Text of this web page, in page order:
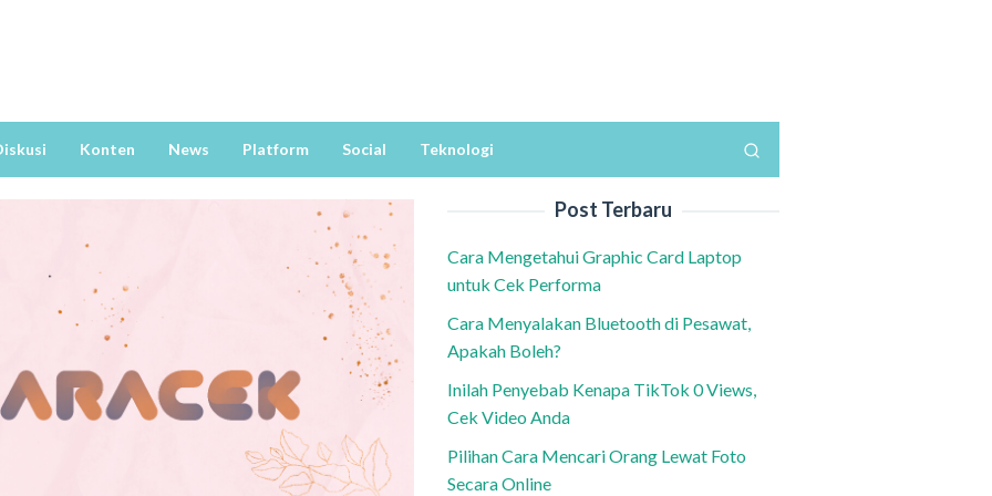
Konten News Platform Social Teknologi
Post Terbaru
Cara Mengetahui Graphic Card Laptop
untuk Cek Performa
Cara Menyalakan Bluetooth di Pesawat,
Apakah Boleh?
Inilah Penyebab Kenapa TikTok 0 Views,
Cek Video Anda
Pilihan Cara Mencari Orang Lewat Foto
Secara Online